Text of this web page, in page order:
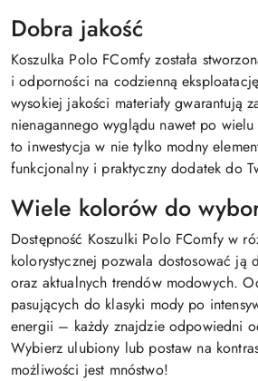
Dobra jakość
Koszulka Polo FComfy została
i odporności na codzienną
wysokiej jakości materiały gwarantują
nienagannego wyglądu nawet po wielu
to inwestycja w nie tylko modny
funkcjonalny i praktyczny dodatek do
Wiele kolorów do
Dostępność Koszulki Polo FComfy w
kolorystycznej pozwala dostosować ją
oraz aktualnych trendów modowych.
pasujących do klasyki mody po
energii – każdy znajdzie odpowiedni
Wybierz ulubiony lub postaw na
możliwości jest mnóstwo!